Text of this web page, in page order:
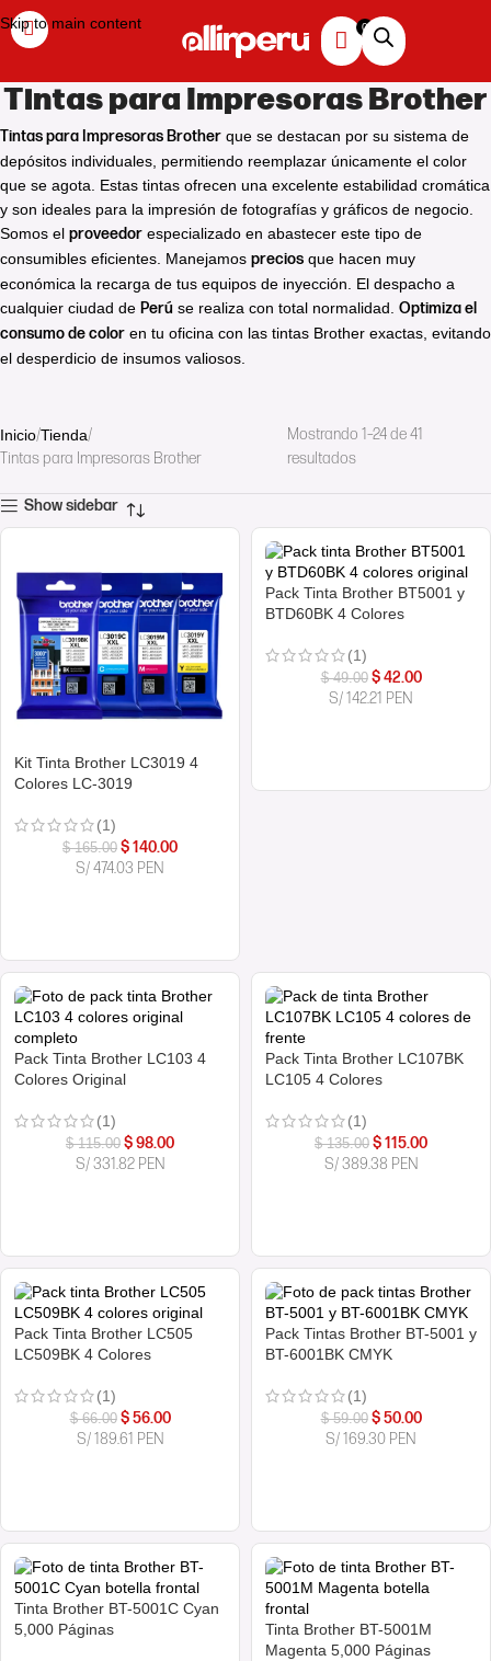
Skip to main content
Tintas para Impresoras Brother
Tintas para Impresoras Brother que se destacan por su sistema de
depósitos individuales, permitiendo reemplazar únicamente el color
que se agota. Estas tintas ofrecen una excelente estabilidad cromática
y son ideales para la impresión de fotografías y gráficos de negocio.
Somos el proveedor especializado en abastecer este tipo de
consumibles eficientes. Manejamos precios que hacen muy
económica la recarga de tus equipos de inyección. El despacho a
cualquier ciudad de Perú se realiza con total normalidad. Optimiza el
consumo de color en tu oficina con las tintas Brother exactas, evitando
el desperdicio de insumos valiosos.
Inicio Tienda
Tintas para Impresoras Brother
Mostrando 1–24 de 41
resultados
Show sidebar
Kit Tinta Brother LC3019 4
Colores LC-3019
(1)
$165.00 $140.00
S/ 474.03 PEN
Pack Tinta Brother BT5001 y
BTD60BK 4 Colores
(1)
$49.00 $42.00
S/ 142.21 PEN
Pack Tinta Brother LC103 4
Colores Original
(1)
$115.00 $98.00
S/ 331.82 PEN
Pack Tinta Brother LC107BK
LC105 4 Colores
(1)
$135.00 $115.00
S/ 389.38 PEN
Pack Tinta Brother LC505
LC509BK 4 Colores
(1)
$66.00 $56.00
S/ 189.61 PEN
Pack Tintas Brother BT-5001 y
BT-6001BK CMYK
(1)
$59.00 $50.00
S/ 169.30 PEN
Tinta Brother BT-5001C Cyan
5,000 Páginas
Tinta Brother BT-5001M
Magenta 5,000 Páginas